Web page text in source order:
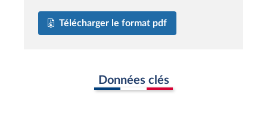
Télécharger le format pdf
Données clés